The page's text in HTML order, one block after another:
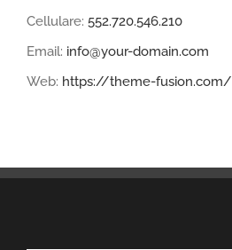
Cellulare: 552.720.546.210
Email: info@your-domain.com
Web: https://theme-fusion.com/